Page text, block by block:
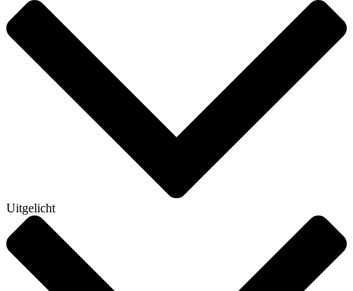
Uitgelicht